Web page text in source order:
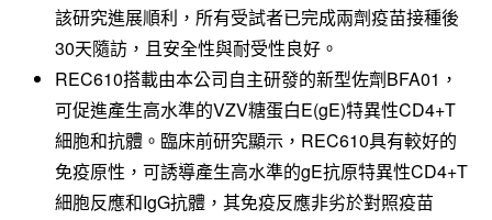
該研究進展順利，所有受試者已完成兩劑疫苗接種後
30天隨訪，且安全性與耐受性良好。
REC610搭載由本公司自主研發的新型佐劑BFA01，
可促進產生高水準的VZV糖蛋白E(gE)特異性CD4+T
細胞和抗體。臨床前研究顯示，REC610具有較好的
免疫原性，可誘導產生高水準的gE抗原特異性CD4+T
細胞反應和IgG抗體，其免疫反應非劣於對照疫苗